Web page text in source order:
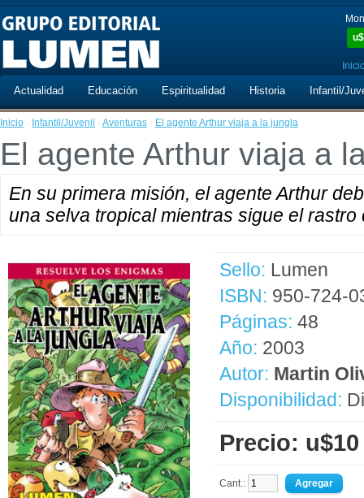
u$
Actualidad Educación Espiritualidad Historia Infantil/
Inicio · Infantil/Juvenil · Aventuras · El agente Arthur viaja a la jungla
El agente Arthur viaja a
En su primera misión, el agente Arthur
una selva tropical mientras sigue el
Sello: Lumen
ISBN: 950-724-
Páginas: 48
Año: 2003
Autor: Martin
Disponibilidad:
Precio: u$10
Cant.: